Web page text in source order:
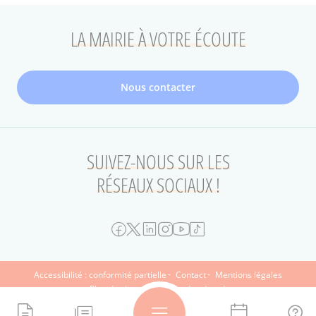
LA MAIRIE À VOTRE ÉCOUTE
Nous contacter
SUIVEZ-NOUS SUR LES
RÉSEAUX SOCIAUX !
FOOTER
SECONDAIRE
Accessibilité : conformité partielle Contact
Mentions légales
Plan du site
Protection des données
Le Musée d'art et d'histoire Paul-Eluard
Archives municipales